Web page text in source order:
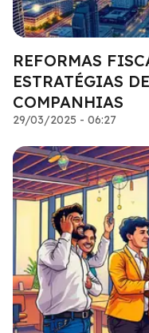
REFORMAS
ESTRATÉGIAS
COMPANHIAS
29/03/2025 - 06:27